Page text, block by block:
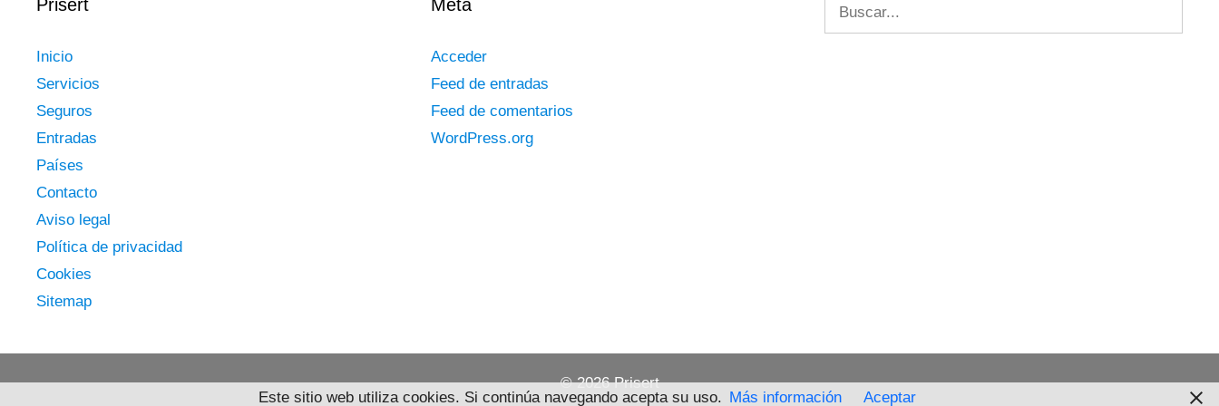
Prisert
Inicio
Servicios
Seguros
Entradas
Países
Contacto
Aviso legal
Política de privacidad
Cookies
Sitemap
Meta
Acceder
Feed de entradas
Feed de comentarios
WordPress.org
© 2026 Prisert
Este sitio web utiliza cookies. Si continúa navegando acepta su uso. Más información Aceptar